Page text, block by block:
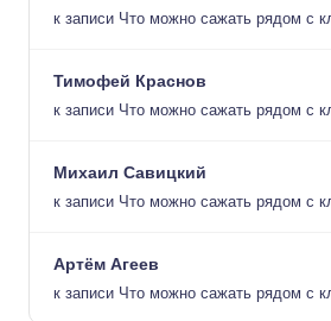
к записи Что можно сажать рядом с
Тимофей Краснов
к записи Что можно сажать рядом с
Михаил Савицкий
к записи Что можно сажать рядом с
Артём Агеев
к записи Что можно сажать рядом с